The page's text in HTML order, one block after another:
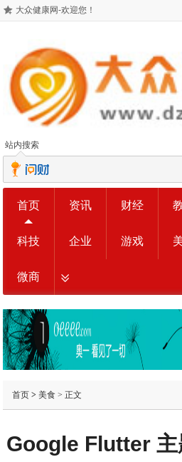
大众健康网-欢迎您！
站内搜索
首页 资讯 财经
科技 企业 游戏
微商
首页> 美食> 正文
Google Flutter 主